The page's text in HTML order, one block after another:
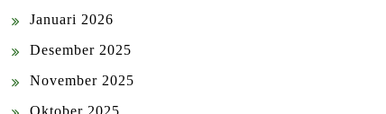
Januari 2026
Desember 2025
November 2025
Oktober 2025